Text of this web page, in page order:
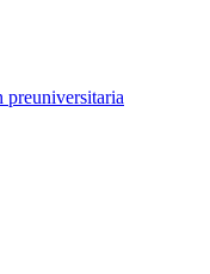
preuniversitaria